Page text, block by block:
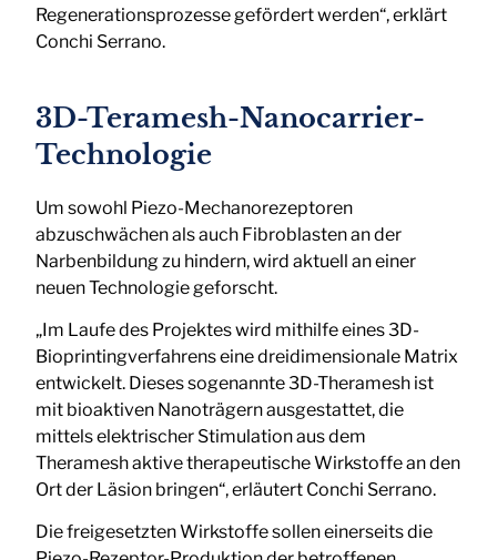
Regenerationsprozesse gefördert werden“, erklärt
Conchi Serrano.
3D-Teramesh-Nanocarrier-
Technologie
Um sowohl Piezo-Mechanorezeptoren
abzuschwächen als auch Fibroblasten an der
Narbenbildung zu hindern, wird aktuell an einer
neuen Technologie geforscht.
„Im Laufe des Projektes wird mithilfe eines 3D-
Bioprintingverfahrens eine dreidimensionale Matrix
entwickelt. Dieses sogenannte 3D-Theramesh ist
mit bioaktiven Nanoträgern ausgestattet, die
mittels elektrischer Stimulation aus dem
Theramesh aktive therapeutische Wirkstoffe an den
Ort der Läsion bringen“, erläutert Conchi Serrano.
Die freigesetzten Wirkstoffe sollen einerseits die